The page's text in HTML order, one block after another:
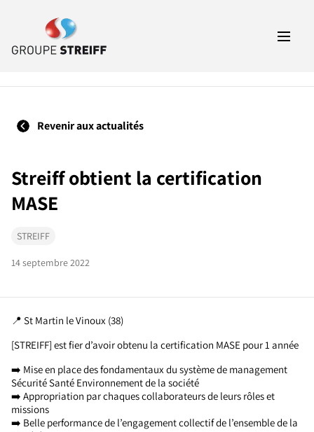
Revenir aux actualités
Streiff obtient la certification
MASE
STREIFF
14 septembre 2022
📍 St Martin le Vinoux (38)
[STREIFF] est fier d’avoir obtenu la certification MASE pour 1 année
➡️ Mise en place des fondamentaux du système de management
Sécurité Santé Environnement de la société
➡️ Appropriation par chaques collaborateurs de leurs rôles et
missions
➡️ Belle performance de l’engagement collectif de l’ensemble de la